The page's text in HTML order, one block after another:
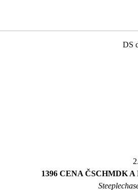
DS
1396 CENA ČSCHMDK